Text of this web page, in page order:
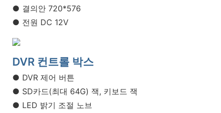
● 결의안 720*576
● 전원 DC 12V
DVR 컨트롤 박스
● DVR 제어 버튼
● SD카드(최대 64G) 잭, 키보드 잭
● LED 밝기 조절 노브